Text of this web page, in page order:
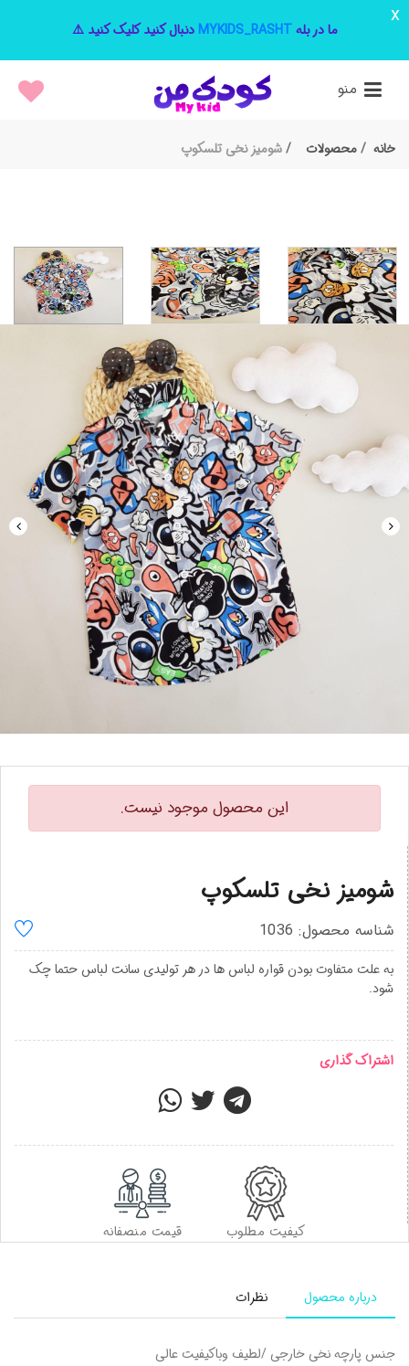
ما در بلهMYKIDS_RASHT دنبال کنید کلیک کنید ⚠️
x
منو
خانه محصولات شومیز نخی تلسکوپ
این محصول موجود نیست.
شومیز نخی تلسکوپ
شناسه محصول: 1036
به علت متفاوت بودن قواره لباس ها در هر تولیدی سانت لباس حتما چک
شود.
اشتراک گذاری
قیمت منصفانه کیفیت مطلوب
درباره محصول نظرات
جنس پارچه نخی خارجی /لطیف وباکیفیت عالی